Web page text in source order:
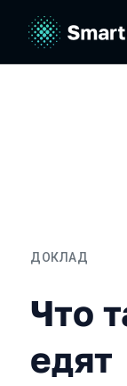
ДОКЛАД
Что
Что
едят